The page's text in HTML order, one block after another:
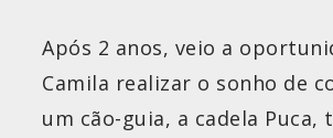
Após 2 anos, veio a
Camila realizar o sonho de
um cão-guia, a cadela Puca,